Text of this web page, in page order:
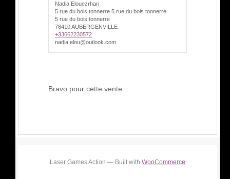
Nadia Elouezrhari
5 rue du bois tonnerre 5 rue du bois tonnerre
5 rue du bois tonnerre
78410 AUBERGENVILLE
+33662230572
nadia.elou@outlook.com
Bravo pour cette vente.
Laser Games Action — Built with WooCommerce